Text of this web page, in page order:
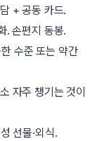
+ 공동 카드.
. 손편지 동봉.
수준 또는 약간
자주 챙기는 것이
선물·외식.